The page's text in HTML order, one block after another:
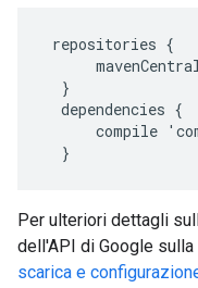
repositories {
}
dependencies {
compile '
}
Per ulteriori dettagli
dell'API di Google
scarica e